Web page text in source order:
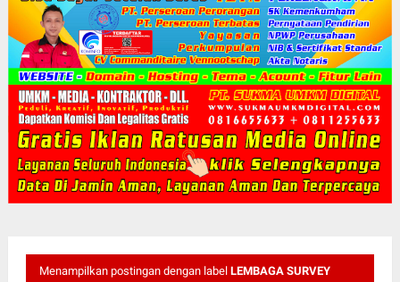
Menampilkan postingan dengan label LEMBAGA SURVEY